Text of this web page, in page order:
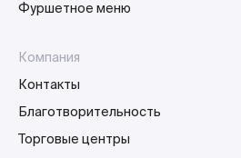
Фуршетное меню
Компания
Контакты
Благотворительность
Торговые центры